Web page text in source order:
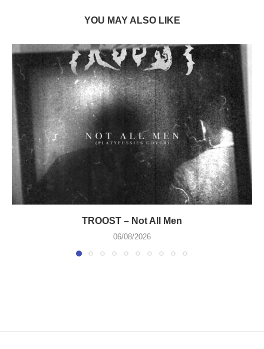
YOU MAY ALSO LIKE
TROOST – Not All Men
06/08/2026